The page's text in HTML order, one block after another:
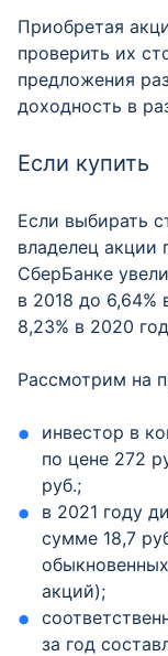
Приобретая
проверить их
предложения
доходность в
Если купить
Если выбирать
владелец акции
СберБанке
в 2018 до 6,64%
8,23% в 2020
Рассмотрим на
инвестор в
по цене 272
руб.;
в 2021 году
сумме 18,7
акций);
за год